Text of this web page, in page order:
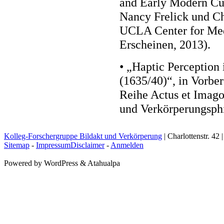
Nancy Frelick und
UCLA Center for
Erscheinen, 2013).
• „Haptic
(1635/40)“, in
Reihe Actus et
und
Kolleg-Forschergruppe Bildakt und Verkörperung | Charlottenstr. 42
Sitemap - ImpressumDisclaimer- Anmelden
Powered by WordPress & Atahualpa